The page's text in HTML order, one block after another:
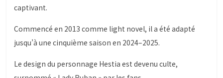
captivant.
Commencé en 2013 comme light novel, il a été adapté
jusqu’à une cinquième saison en 2024–2025.
Le design du personnage Hestia est devenu culte,